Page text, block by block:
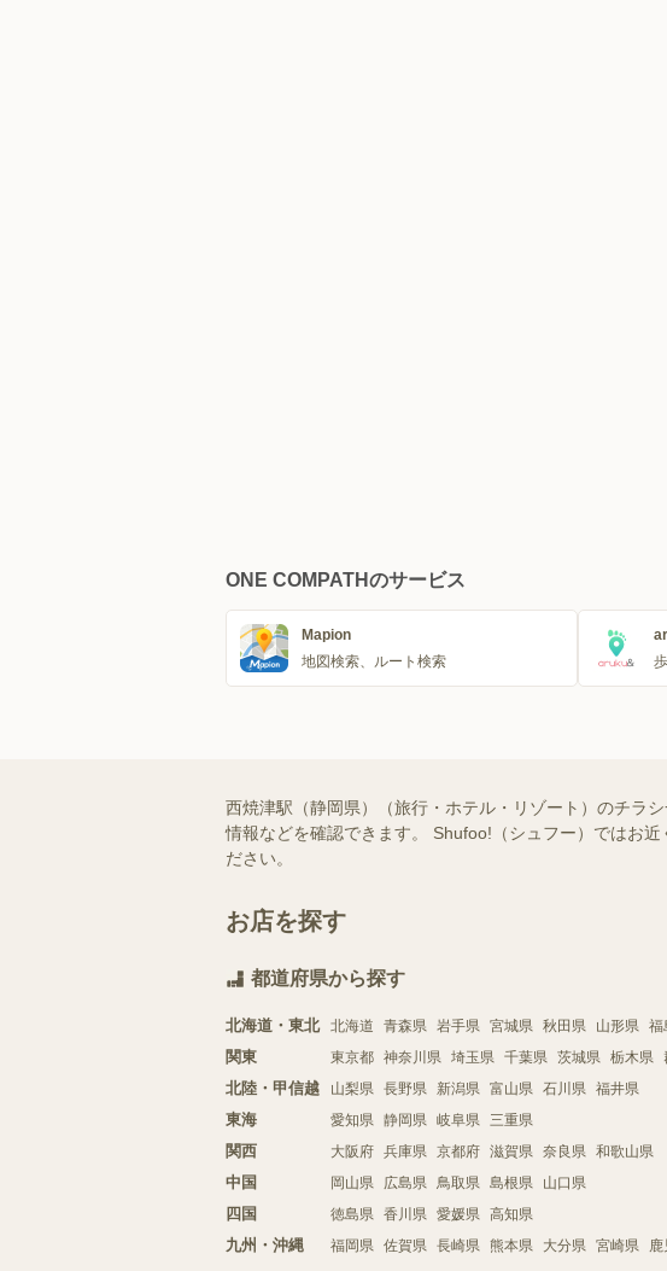
ONE COMPATHのサービス
Mapion
地図検索、ルート検索
西焼津駅（静岡県）（旅行・ホテル・リゾート）のチラ
情報などを確認できます。 Shufoo!（シュフー）ではお
ださい。
お店を探す
都道府県から探す
北海道・東北 北海道 青森県 岩手県 宮城県 秋田県 山形県 福
関東 東京都 神奈川県 埼玉県 千葉県 茨城県 栃木県
北陸・甲信越 山梨県 長野県 新潟県 富山県 石川県 福井県
東海 愛知県 静岡県 岐阜県 三重県
関西 大阪府 兵庫県 京都府 滋賀県 奈良県 和歌山県
中国 岡山県 広島県 鳥取県 島根県 山口県
四国 徳島県 香川県 愛媛県 高知県
九州・沖縄 福岡県 佐賀県 長崎県 熊本県 大分県 宮崎県 鹿